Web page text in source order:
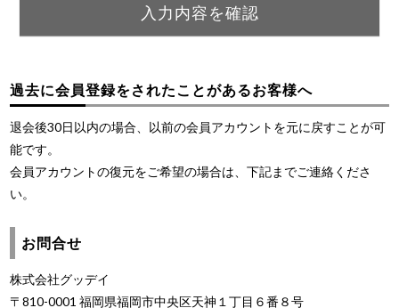
過去に会員登録をされたことがあるお客様へ
退会後30日以内の場合、以前の会員アカウントを元に戻すことが可
能です。
会員アカウントの復元をご希望の場合は、下記までご連絡くださ
い。
お問合せ
株式会社グッデイ
〒810-0001 福岡県福岡市中央区天神１丁目６番８号